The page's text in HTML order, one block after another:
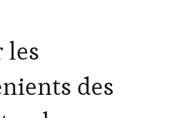
les
des